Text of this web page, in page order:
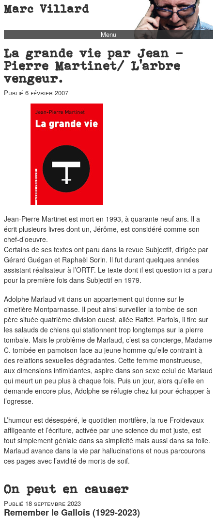
Marc Villard
Menu
biblio
autofiction
short stories
duos
La grande vie par Jean -
Pierre Martinet/ L’arbre
vengeur.
Publié 6 février 2007
Jean-Pierre Martinet est mort en 1993, à quarante neuf ans. Il a
écrit plusieurs livres dont un, Jérôme, est considéré comme son
chef-d’oeuvre.
Certains de ses textes ont paru dans la revue Subjectif, dirigée par
Gérard Guégan et Raphaël Sorin. Il fut durant quelques années
assistant réalisateur à l’ORTF. Le texte dont il est question ici a paru
pour la première fois dans Subjectif en 1979.
Adolphe Marlaud vit dans un appartement qui donne sur le
cimetière Montparnasse. Il peut ainsi surveiller la tombe de son
père située quatrième division ouest, allée Raffet. Parfois, il tire sur
les salauds de chiens qui stationnent trop longtemps sur la pierre
tombale. Mais le problême de Marlaud, c’est sa concierge, Madame
C. tombée en pamoison face au jeune homme qu’elle contraint à
des relations sexuelles dégradantes. Cette femme monstrueuse,
aux dimensions intimidantes, aspire dans son sexe celui de Marlaud
qui meurt un peu plus à chaque fois. Puis un jour, alors qu’elle en
demande encore plus, Adolphe se réfugie chez lui pour échapper à
l’ogresse.
L’humour est désespéré, le quotidien mortifère, la rue Froidevaux
affligeante et l’écriture, activée par une science du mot juste, est
tout simplement géniale dans sa simplicité mais aussi dans sa folie.
Marlaud avance dans la vie par hallucinations et nous parcourons
ces pages avec l’avidité de morts de soif.
On peut en causer
Publié 18 septembre 2023
Remember le Gallois (1929-2023)